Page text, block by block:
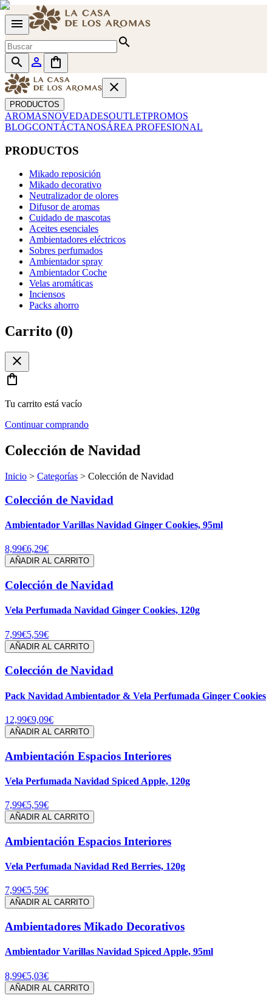
menu
search
search
person_outline
shopping_bag
close
PRODUCTOS
AROMASNOVEDADESOUTLETPROMOS
BLOGCONTÁCTANOSÁREA PROFESIONAL
PRODUCTOS
Mikado reposición
Mikado decorativo
Neutralizador de olores
Difusor de aromas
Cuidado de mascotas
Aceites esenciales
Ambientadores eléctricos
Sobres perfumados
Ambientador spray
Ambientador Coche
Velas aromáticas
Inciensos
Packs ahorro
Carrito (0)
close
shopping_bag
Tu carrito está vacío
Continuar comprando
Colección de Navidad
Inicio > Categorías > Colección de Navidad
Colección de Navidad
Ambientador Varillas Navidad Ginger Cookies, 95ml
8,99€6,29€
AÑADIR AL CARRITO
Colección de Navidad
Vela Perfumada Navidad Ginger Cookies, 120g
7,99€5,59€
AÑADIR AL CARRITO
Colección de Navidad
Pack Navidad Ambientador & Vela Perfumada Ginger Cookies
12,99€9,09€
AÑADIR AL CARRITO
Ambientación Espacios Interiores
Vela Perfumada Navidad Spiced Apple, 120g
7,99€5,59€
AÑADIR AL CARRITO
Ambientación Espacios Interiores
Vela Perfumada Navidad Red Berries, 120g
7,99€5,59€
AÑADIR AL CARRITO
Ambientadores Mikado Decorativos
Ambientador Varillas Navidad Spiced Apple, 95ml
8,99€5,03€
AÑADIR AL CARRITO